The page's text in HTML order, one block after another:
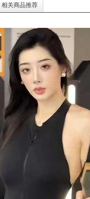
相关商品推荐